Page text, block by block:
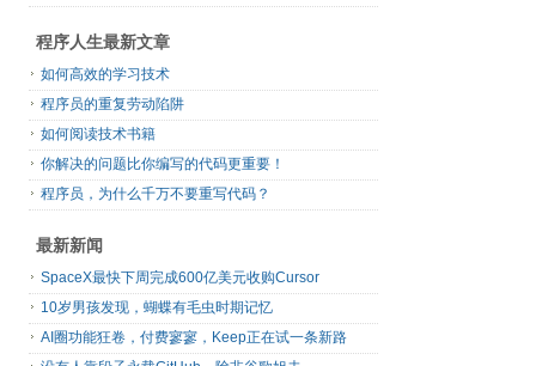
程序人生最新文章
如何高效的学习技术
程序员的重复劳动陷阱
如何阅读技术书籍
你解决的问题比你编写的代码更重要！
程序员，为什么千万不要重写代码？
最新新闻
SpaceX最快下周完成600亿美元收购Cursor
10岁男孩发现，蝴蝶有毛虫时期记忆
AI圈功能狂卷，付费寥寥，Keep正在试一条新路